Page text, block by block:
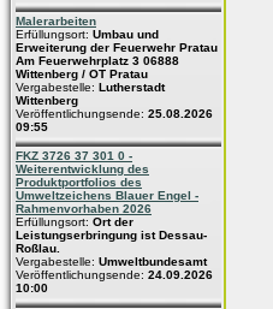
Malerarbeiten
Erfüllungsort: Umbau und
Erweiterung der Feuerwehr Pratau
Am Feuerwehrplatz 3 06888
Wittenberg / OT Pratau
Vergabestelle: Lutherstadt
Wittenberg
Veröffentlichungsende: 25.08.2026
09:55
FKZ 3726 37 301 0 -
Weiterentwicklung des
Produktportfolios des
Umweltzeichens Blauer Engel -
Rahmenvorhaben 2026
Erfüllungsort: Ort der
Leistungserbringung ist Dessau-
Roßlau.
Vergabestelle: Umweltbundesamt
Veröffentlichungsende: 24.09.2026
10:00